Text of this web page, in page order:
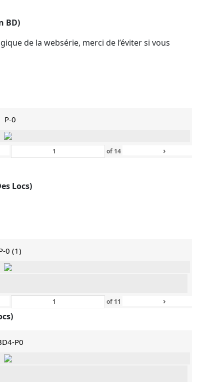
BD)
de la websérie, merci de l’éviter si vous
P-0
of 14 ›
Locs)
0 (1)
of 11 ›
P0